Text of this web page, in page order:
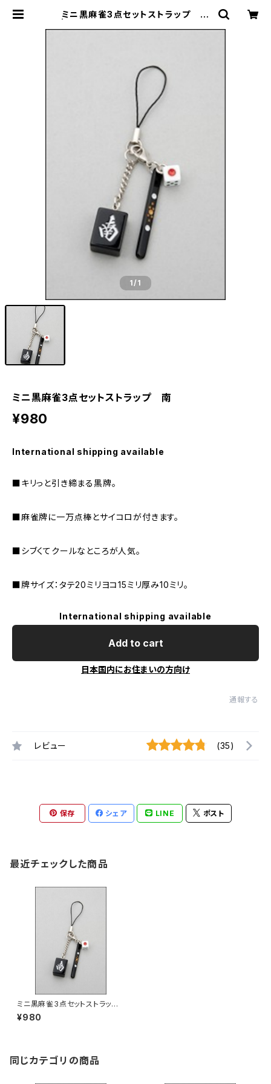
ミニ黒麻雀3点セットストラップ 南
P
1/1
ミニ黒麻雀3点セットストラップ 南
¥980
International shipping available
■キリっと引き締まる黒牌。
■麻雀牌に一万点棒とサイコロが付きます。
■シブくてクールなところが人気。
■牌サイズ：タテ20ミリヨコ15ミリ厚み10ミリ。
International shipping available
Add to cart
日本国内にお住まいの方向け
通報する
レビュー (35)
保存 シェア LINE ポスト
最近チェックした商品
ミニ黒麻雀3点セットストラッ
プ 南
¥980
同じカテゴリの商品